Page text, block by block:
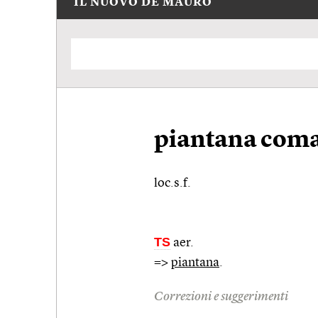
IL NUOVO DE MAURO
piantana
loc.s.f.
TS aer.
=> piantana.
Correzioni e suggerimenti